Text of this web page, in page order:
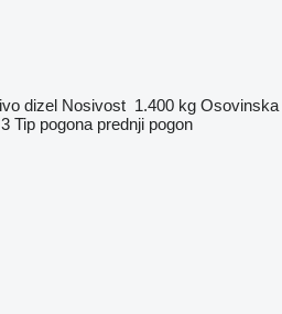
dizel Nosivost 1.400 kg Osovinska
3 Tip pogona prednji pogon